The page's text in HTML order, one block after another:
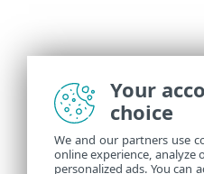
Your
choice
We and our partners use
online experience,
personalized ads. You can